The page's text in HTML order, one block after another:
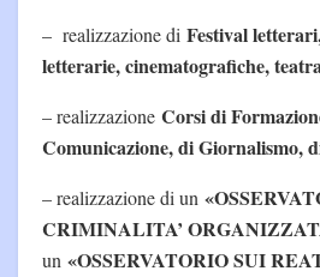
– realizzazione di Festival
letterarie, cinematografiche,
– realizzazione Corsi di
Comunicazione, di Giornalismo,
– realizzazione di un
CRIMINALITA’
un «OSSERVATORIO SUI